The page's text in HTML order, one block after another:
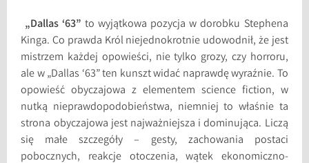
„Dallas ‘63” to wyjątkowa pozycja w dorobku Stephena
Kinga. Co prawda Król niejednokrotnie udowodnił, że jest
mistrzem każdej opowieści, nie tylko grozy, czy horroru,
ale w „Dallas ‘63” ten kunszt widać naprawdę wyraźnie. To
opowieść obyczajowa z elementem science fiction, w
nutką nieprawdopodobieństwa, niemniej to właśnie ta
strona obyczajowa jest najważniejsza i dominująca. Liczą
się małe szczegóły – gesty, zachowania postaci
pobocznych, reakcje otoczenia, wątek ekonomiczno-